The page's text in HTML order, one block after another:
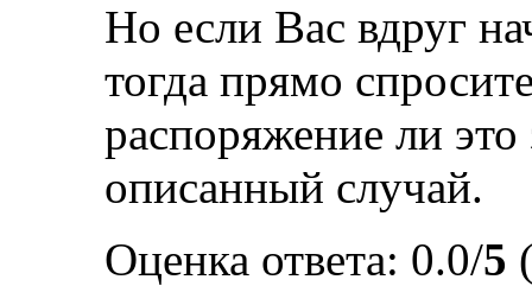
Но если Вас вдруг
тогда прямо
распоряжение ли
описанный случай.
Оценка ответа: 0.0/5